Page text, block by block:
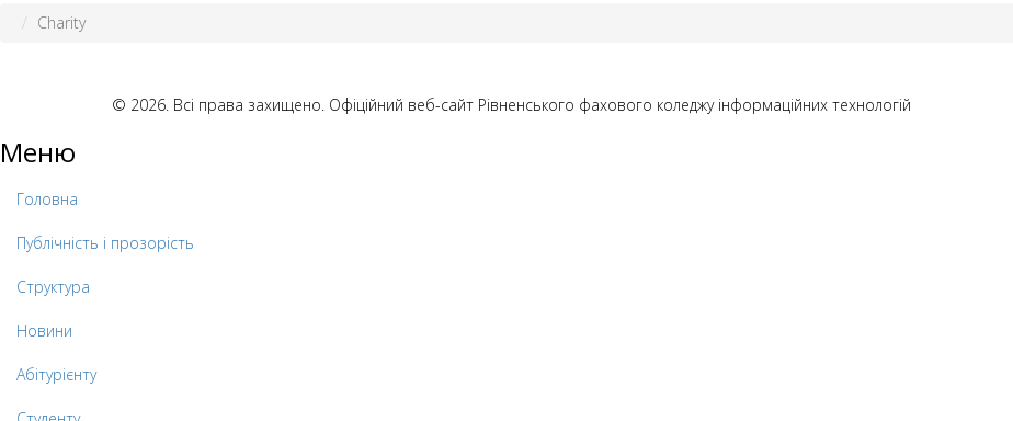
Charity
© 2026. Всі права захищено. Офіційний веб-сайт Рівненського фахового коледжу інформаційних технологій
Меню
Головна
Публічність і прозорість
Структура
Новини
Абітурієнту